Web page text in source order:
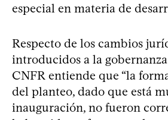
especial en materia de
Respecto de los cambios
introducidos a la
CNFR entiende que “la
del planteo, dado que está
inauguración, no fueron